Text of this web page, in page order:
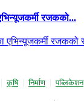
रजकको...
कृषि निर्माण पब्लिकेशन